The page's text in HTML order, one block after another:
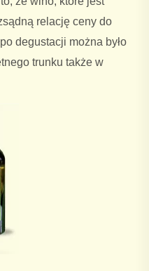
relację ceny do
degustacji można było
trunku także w